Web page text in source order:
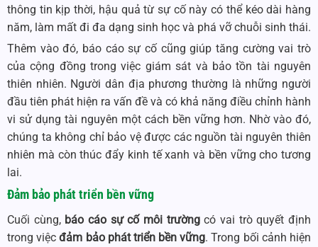
thông tin kịp thời, hậu quả từ sự cố này có thể kéo dài hàng
năm, làm mất đi đa dạng sinh học và phá vỡ chuỗi sinh thái.
Thêm vào đó, báo cáo sự cố cũng giúp tăng cường vai trò
của cộng đồng trong việc giám sát và bảo tồn tài nguyên
thiên nhiên. Người dân địa phương thường là những người
đầu tiên phát hiện ra vấn đề và có khả năng điều chỉnh hành
vi sử dụng tài nguyên một cách bền vững hơn. Nhờ vào đó,
chúng ta không chỉ bảo vệ được các nguồn tài nguyên thiên
nhiên mà còn thúc đẩy kinh tế xanh và bền vững cho tương
lai.
Đảm bảo phát triển bền vững
Cuối cùng, báo cáo sự cố môi trườngcó vai trò quyết định
trong việcđảm bảo phát triển bền vững. Trong bối cảnh hiện